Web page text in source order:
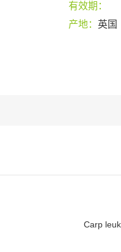
有效期：
产地： 英国
Carp